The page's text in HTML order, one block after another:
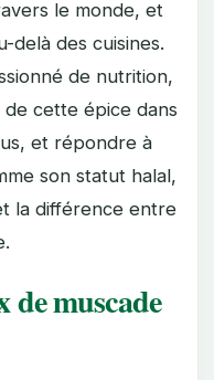
le monde, et
delà des cuisines.
de nutrition,
cette épice dans
et répondre à
son statut halal,
la différence entre
de muscade